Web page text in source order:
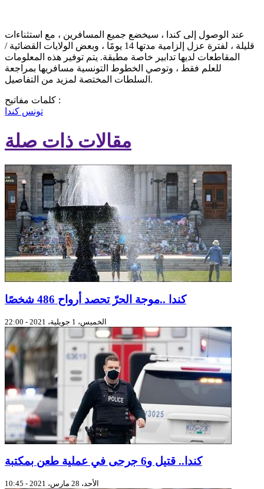
عند الوصول إلى كندا ، سيخضع جميع المسافرين ، مع استثناءات
قليلة ، لفترة عزل إلزامية مدتها 14 يومًا ، وبعض الولايات القضائية /
المقاطعات لديها تدابير خاصة مطبقة. يتم توفير هذه المعلومات
للعلم فقط ، وتوصي الخطوط التونسية مسافريها بمراجعة
السلطات المختصة لمزيد من التفاصيل.
كلمات مفاتيح :
تونس كندا
مقالات ذات صلة
كندا ..موجة الحرّ تحصد أرواح 486 شخصًا
الخميس، 1 جويلية، 2021 - 22:00
كندا.. قتيل و6 جرحى في عملية طعن بمكتبة
الأحد، 28 مارس، 2021 - 10:45